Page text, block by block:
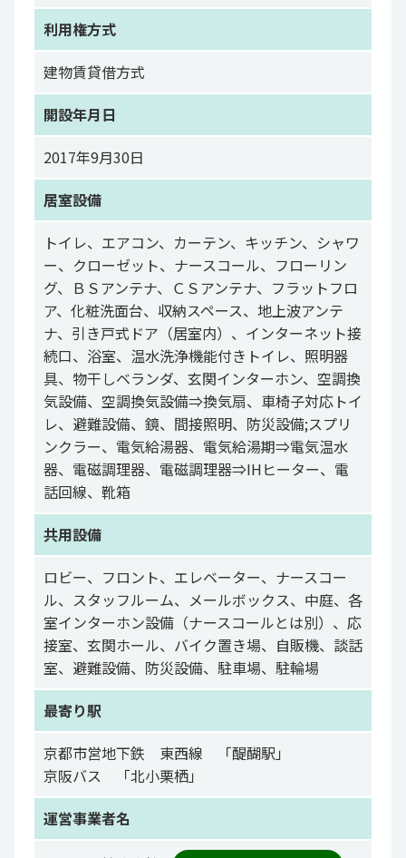
利用権方式
建物賃貸借方式
開設年月日
2017年9月30日
居室設備
トイレ、エアコン、カーテン、キッチン、シャワ
ー、クローゼット、ナースコール、フローリン
グ、ＢＳアンテナ、ＣＳアンテナ、フラットフロ
ア、化粧洗面台、収納スペース、地上波アンテ
ナ、引き戸式ドア（居室内）、インターネット接
続口、浴室、温水洗浄機能付きトイレ、照明器
具、物干しベランダ、玄関インターホン、空調換
気設備、空調換気設備⇒換気扇、車椅子対応トイ
レ、避難設備、鏡、間接照明、防災設備;スプリ
ンクラー、電気給湯器、電気給湯期⇒電気温水
器、電磁調理器、電磁調理器⇒IHヒーター、電
話回線、靴箱
共用設備
ロビー、フロント、エレベーター、ナースコー
ル、スタッフルーム、メールボックス、中庭、各
室インターホン設備（ナースコールとは別）、応
接室、玄関ホール、バイク置き場、自販機、談話
室、避難設備、防災設備、駐車場、駐輪場
最寄り駅
京都市営地下鉄 東西線 「醍醐駅」
京阪バス 「北小栗栖」
運営事業者名